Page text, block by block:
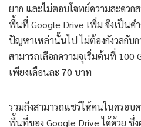
ยาก และไม่ตอบโจทย์ความสะดวก
พื้นที่ Google Drive เพิ่ม จึงเป็นค
ปัญหาเหล่านั้นไป ไม่ต้องกังวลกับ
สามารถเลือกความจุเริ่มต้นที่ 100
เพียงเดือนละ 70 บาท
รวมถึงสามารถแชร์ให้คนในครอบ
พื้นที่ของ Google Drive ได้ด้วย ซึ่